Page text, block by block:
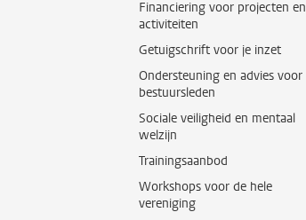
Financiering voor projecten en
activiteiten
Getuigschrift voor je inzet
Ondersteuning en advies voor
bestuursleden
Sociale veiligheid en mentaal
welzijn
Trainingsaanbod
Workshops voor de hele
vereniging